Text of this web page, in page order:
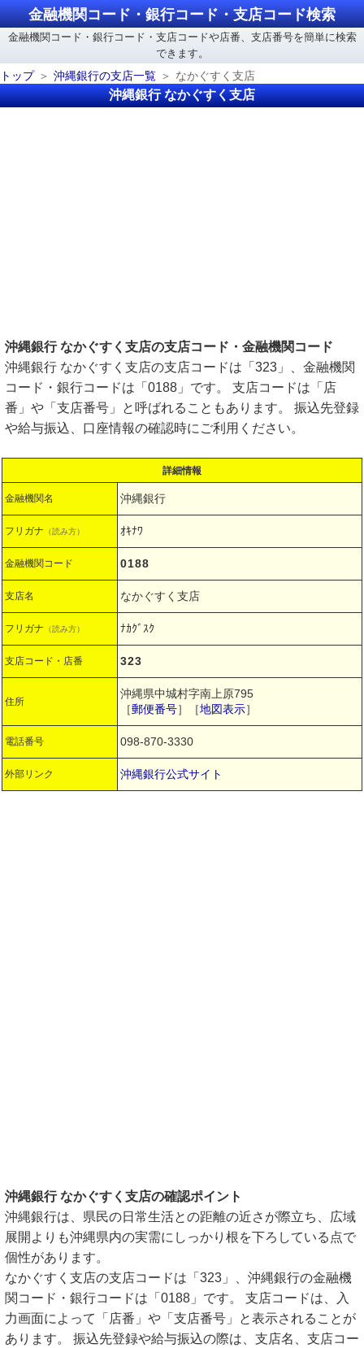
金融機関コード・銀行コード・支店コード検索
金融機関コード・銀行コード・支店コードや店番、支店番号を簡単に検索
できます。
トップ
沖縄銀行の支店一覧 なかぐすく支店
沖縄銀行 なかぐすく支店
沖縄銀行 なかぐすく支店の支店コード・金融機関コード
沖縄銀行 なかぐすく支店の支店コードは「323」、金融機関
コード・銀行コードは「0188」です。 支店コードは「店
番」や「支店番号」と呼ばれることもあります。 振込先登録
や給与振込、口座情報の確認時にご利用ください。
詳細情報
金融機関名 沖縄銀行
フリガナ （読み方） ｵｷﾅﾜ
金融機関コード 0188
支店名 なかぐすく支店
フリガナ （読み方） ﾅｶｸﾞｽｸ
支店コード・店番 323
住所
沖縄県中城村字南上原795
［郵便番号］［地図表示］
電話番号 098-870-3330
外部リンク 沖縄銀行公式サイト
沖縄銀行 なかぐすく支店の確認ポイント
沖縄銀行は、県民の日常生活との距離の近さが際立ち、広域
展開よりも沖縄県内の実需にしっかり根を下ろしている点で
個性があります。
なかぐすく支店の支店コードは「323」、沖縄銀行の金融機
関コード・銀行コードは「0188」です。 支店コードは、入
力画面によって「店番」や「支店番号」と表示されることが
あります。 振込先登録や給与振込の際は、支店名、支店コー